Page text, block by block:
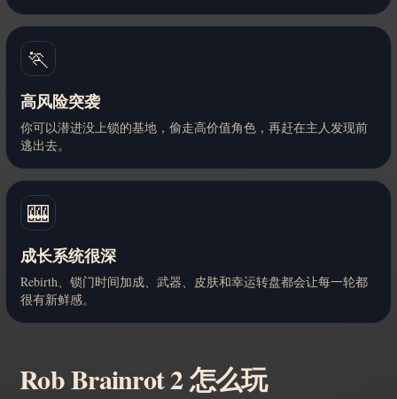
🏃
高风险突袭
你可以潜进没上锁的基地，偷走高价值角色，再赶在主人发现前
逃出去。
🎰
成长系统很深
Rebirth、锁门时间加成、武器、皮肤和幸运转盘都会让每一轮都
很有新鲜感。
Rob Brainrot 2 怎么玩